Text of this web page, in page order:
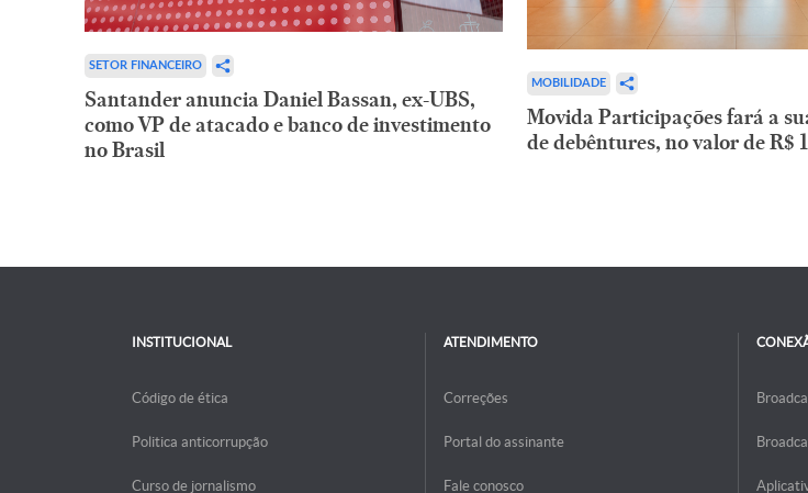
SETOR FINANCEIRO
Santander anuncia Daniel Bassan, ex-UBS,
como VP de atacado e banco de investimento
no Brasil
MOBILIDADE
Movida Participações fará a
de debêntures, no valor de R$
INSTITUCIONAL
Código de ética
Politica anticorrupção
Curso de jornalismo
ATENDIMENTO
Correções
Portal do assinante
Fale conosco